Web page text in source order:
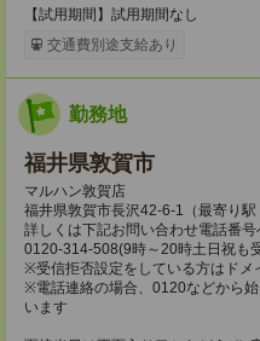
【試用期間】試用期間なし
交通費別途支給あり
勤務地
福井県敦賀市
マルハン敦賀店
福井県敦賀市長沢42-6-1（最寄り駅
詳しくは下記お問い合わせ電話番号
0120-314-508(9時～20時土日祝も
※受信拒否設定をしている方はドメ
※電話連絡の場合、0120などから
います